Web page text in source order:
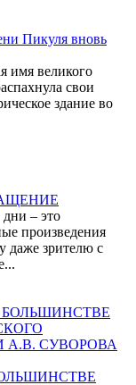
Пикуля вновь
имя великого
свои
здание во
– это
произведения
даже зрителю с